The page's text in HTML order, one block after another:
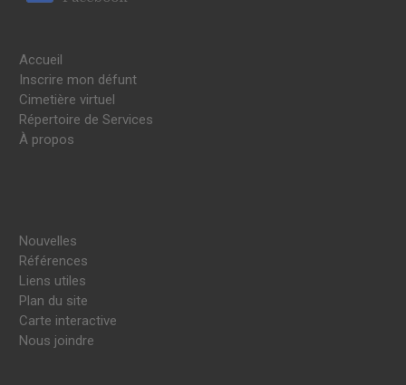
Accueil
Inscrire mon défunt
Cimetière virtuel
Répertoire de Services
À propos
Nouvelles
Références
Liens utiles
Plan du site
Carte interactive
Nous joindre